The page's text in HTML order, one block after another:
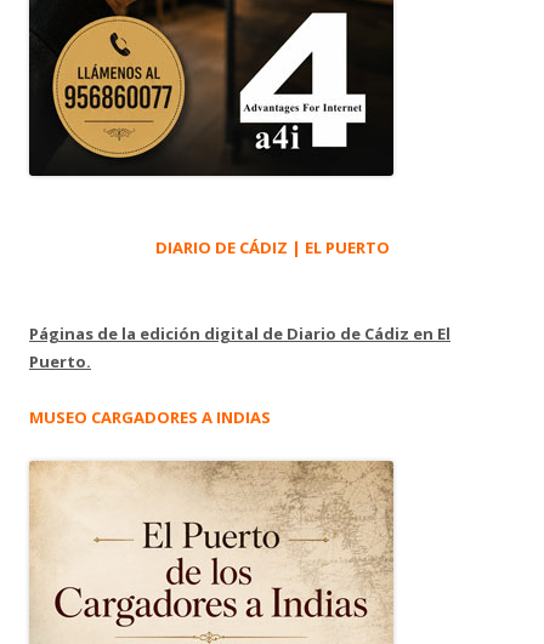
DIARIO DE CÁDIZ | EL PUERTO
Páginas de la edición digital de Diario de Cádiz en El
Puerto.
MUSEO CARGADORES A INDIAS